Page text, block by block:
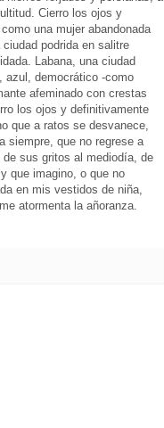
Cierro los ojos y
una mujer abandonada
podrida en salitre
Labana, una ciudad
azul, democrático -como
afeminado con crestas
los ojos y definitivamente
que a ratos se desvanece,
siempre, que no regrese a
sus gritos al mediodía, de
que imagino, o que no
en mis vestidos de niña,
atormenta la añoranza.